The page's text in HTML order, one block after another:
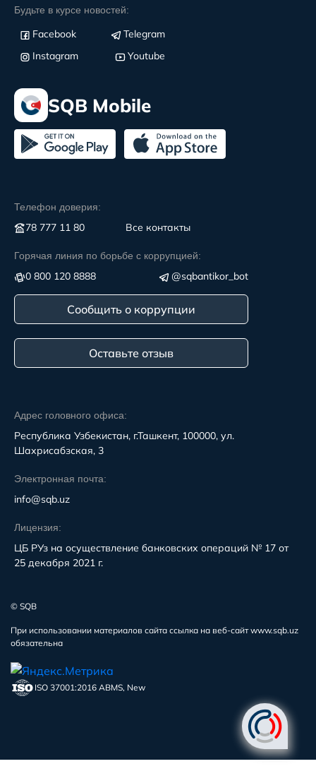
Адрес головного офиса:
Республика Узбекистан, г.Ташкент, 100000, ул.
Шахрисабзская, 3
Электронная почта:
info@sqb.uz
Лицензия:
ЦБ РУз на осуществление банковских операций № 17 от
25 декабря 2021 г.
Будьте в курсе новостей:
Facebook
Telegram
Instagram
Youtube
SQB Mobile
Телефон доверия:
78 777 11 80 Все контакты
Горячая линия по борьбе с коррупцией:
0 800 120 8888 @sqbantikor_bot
Сообщить о коррупции
Оставьте отзыв
© SQB
При использовании материалов сайта ссылка на веб-сайт www.sqb.uz
обязательна
ISO 37001:2016 ABMS, New